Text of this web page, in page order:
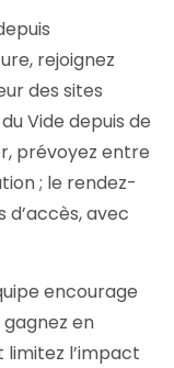
rejoignez
des sites
Vide depuis de
prévoyez entre
; le rendez-
d’accès, avec
encourage
en
limitez l’impact